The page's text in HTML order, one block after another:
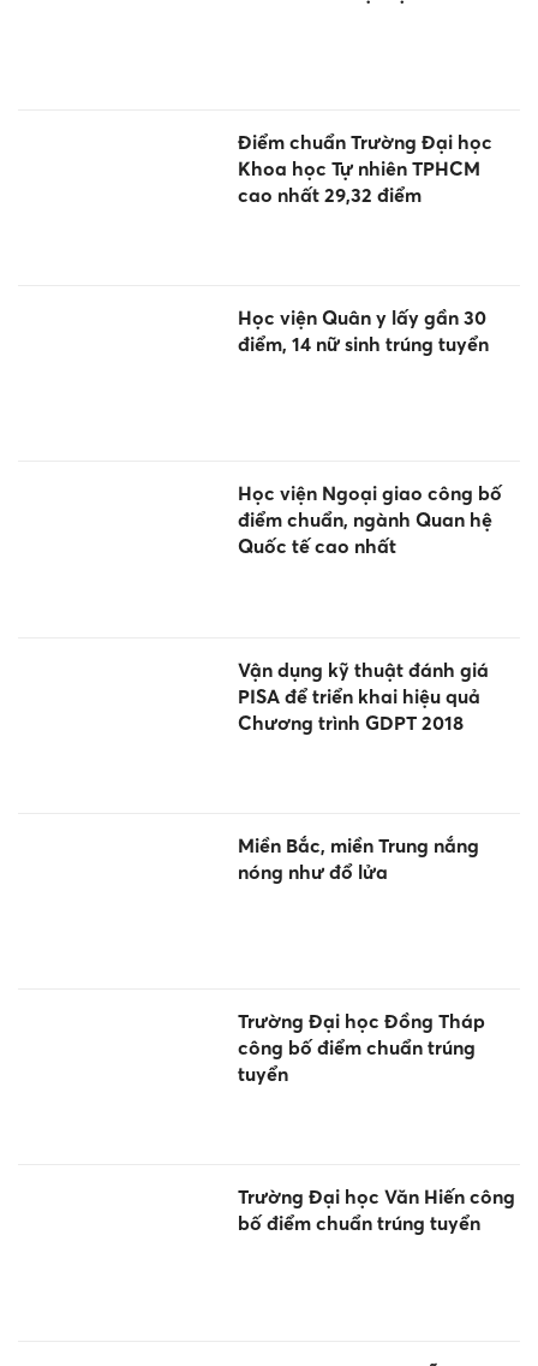
Điểm chuẩn Trường Đại học
Khoa học Tự nhiên TPHCM
cao nhất 29,32 điểm
Học viện Quân y lấy gần 30
điểm, 14 nữ sinh trúng tuyển
Học viện Ngoại giao công bố
điểm chuẩn, ngành Quan hệ
Quốc tế cao nhất
Vận dụng kỹ thuật đánh giá
PISA để triển khai hiệu quả
Chương trình GDPT 2018
Miền Bắc, miền Trung nắng
nóng như đổ lửa
Trường Đại học Đồng Tháp
công bố điểm chuẩn trúng
tuyển
Trường Đại học Văn Hiến công
bố điểm chuẩn trúng tuyển